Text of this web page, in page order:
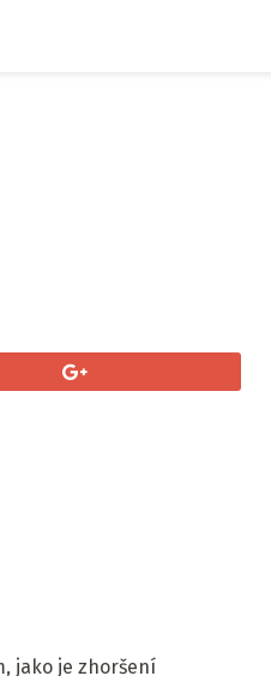
jako je zhoršení